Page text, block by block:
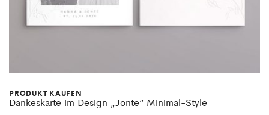
PRODUKT KAUFEN
Dankeskarte im Design „Jonte“ Minimal-Style